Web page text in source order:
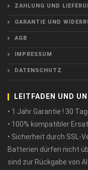
ZAHLUNG UND
GARANTIE UND
AGB
IMPRESSUM
DATENSCHUTZ
LEITFADEN UND
• 1 Jahr Garantie ! 30
• 100% kompatibler
• Sicherheit durch SSL-
Batterien dürfen nicht
sind zur Rückgabe von